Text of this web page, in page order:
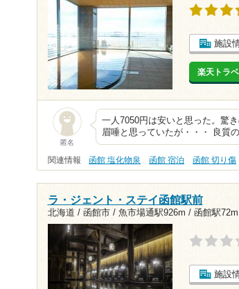
施設
楽天トラ
匿名
一人7050円は安いと思った。驚
眉唾と思っていたが・・・ 良質
関連情報 函館 塩化物泉 函館 宿泊 函館 切り傷
ラ・ジェント・ステイ函館駅前
北海道 / 函館市 / 魚市場通駅926m / 函館駅72m
施設